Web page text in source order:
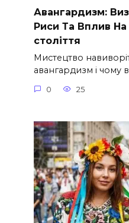
Авангардизм:
Риси Та Вплив
століття
Мистецтво
авангардизм і чому
0 25